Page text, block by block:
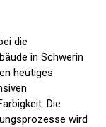
die
in Schwerin
heutiges
Die
wird